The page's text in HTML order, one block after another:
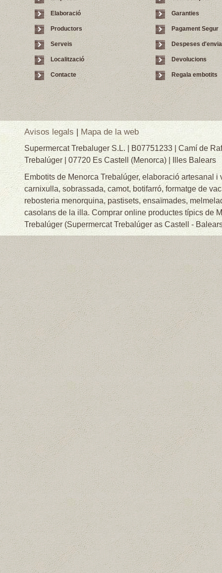
Elaboració
Productors
Serveis
Localització
Contacte
Garanties
Pagament Segur
Despeses
Devolucions
Regala embotits
Avisos legals | Mapa de la web
Supermercat Trebaluger S.L. | B07751233 | Camí de
Trebalúger | 07720 Es Castell (Menorca) | Illes Balears
Embotits de Menorca Trebalúger, elaboració artesanal i
carnixulla, sobrassada, camot, botifarró, formatge de
rebosteria menorquina, pastisets, ensaïmades,
casolans de la illa. Comprar online productes típics de
Trebalúger (Supermercat Trebalúger as Castell -